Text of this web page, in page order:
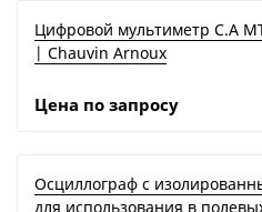
Цифровой мультиметр C.A
| Chauvin Arnoux
Цена по запросу
Осциллограф с
для использования в